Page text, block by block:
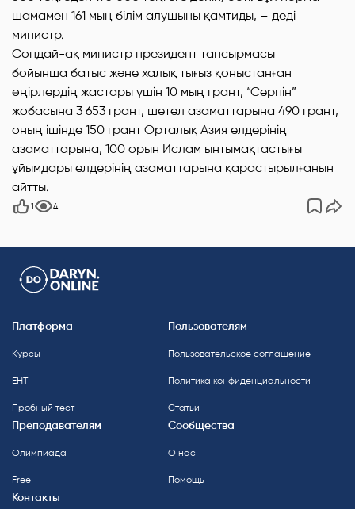
шамамен 161 мың білім алушыны қамтиды, – деді
министр.
Сондай-ақ министр президент тапсырмасы
бойынша батыс және халық тығыз қоныстанған
өңірлердің жастары үшін 10 мың грант, “Серпін”
жобасына 3 653 грант, шетел азаматтарына 490 грант,
оның ішінде 150 грант Орталық Азия елдерінің
азаматтарына, 100 орын Ислам ынтымақтастығы
ұйымдары елдерінің азаматтарына қарастырылғанын
айтты.
1 4
Платформа
Курсы
ЕНТ
Пробный тест
Пользователям
Пользовательское соглашение
Политика конфиденциальности
Статьи
Преподавателям
Олимпиада
Free
Сообщества
О нас
Помощь
Контакты